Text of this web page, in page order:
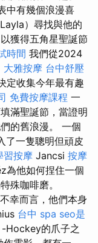
中有幾個浪漫喜
）尋找與他的
獲得五角星聖誕節
時間 我們從2024
大雅按摩 台中舒壓
定收集今年最有趣
免費按摩課程 一
滿聖誕節，當證明
的舊浪漫。 一個
了一隻聰明但頑皮
習按摩 Jancsi 按摩
為他如何捏住一個
殊咖啡磨。
幸而言，他們本身
台中 spa seo是
-Hockey的爪子之